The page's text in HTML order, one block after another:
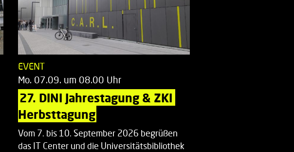
EVENT
Mo. 07.09. um 08.00 Uhr
27. DINI Jahrestagung & ZKI
Herbsttagung
Vom 7. bis 10. September 2026 begrüßen
das IT Center und die Universitätsbibliothek